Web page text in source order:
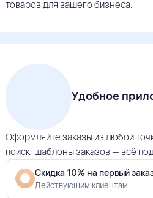
товаров для вашего бизнеса.
Удобное
Оформляйте заказы из любой
поиск, шаблоны заказов — всё
Скидка 10% на первый
Действующим клиентам